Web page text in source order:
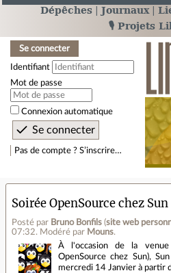
Dépêches Journaux
🎙️ Projets
Se connecter
Identifiant
Mot de passe
Connexion automatique
Pas de compte ? S’inscrire…
Soirée OpenSource chez Sun
Posté par Bruno Bonfils (site web
07:32. Modéré par Mouns.
À l'occasion de la venue
OpenSource chez Sun),
mercredi 14 Janvier à partir